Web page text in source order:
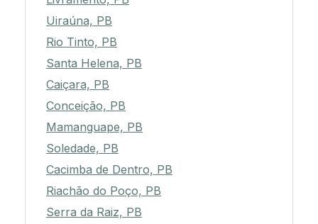
Uiraúna, PB
Rio Tinto, PB
Santa Helena, PB
Caiçara, PB
Conceição, PB
Mamanguape, PB
Soledade, PB
Cacimba de Dentro, PB
Riachão do Poço, PB
Serra da Raiz, PB